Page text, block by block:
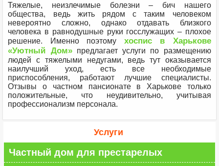
Тяжелые, неизлечимые болезни – бич нашего
общества, ведь жить рядом с таким человеком
невероятно сложно, однако отдавать близкого
человека в равнодушные руки госслужащих – плохое
решение. Именно поэтому хоспис в Харькове
«Уютный Дом»
предлагает услуги по размещению
людей с тяжелыми недугами, ведь тут оказывается
наилучший уход, есть все необходимые
приспособления, работают лучшие специалисты.
Отзывы о частном пансионате в Харькове только
положительные, что неудивительно, учитывая
профессионализм персонала.
Услуги
Частный дом для престарелых